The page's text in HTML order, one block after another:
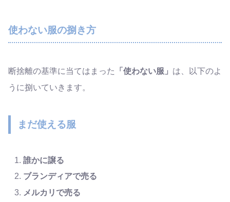
使わない服の捌き方
断捨離の基準に当てはまった 「使わない服」 は、以下のよ
うに捌いていきます。
まだ使える服
誰かに譲る
ブランディアで売る
メルカリで売る